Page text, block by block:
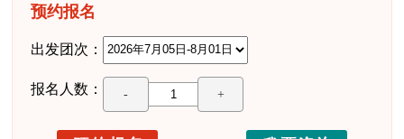
预约报名
出发团次：
报名人数： - +